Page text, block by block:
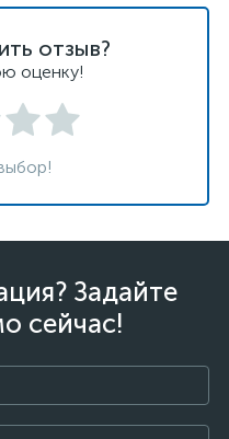
отзыв?
оценку!
Задайте
сейчас!